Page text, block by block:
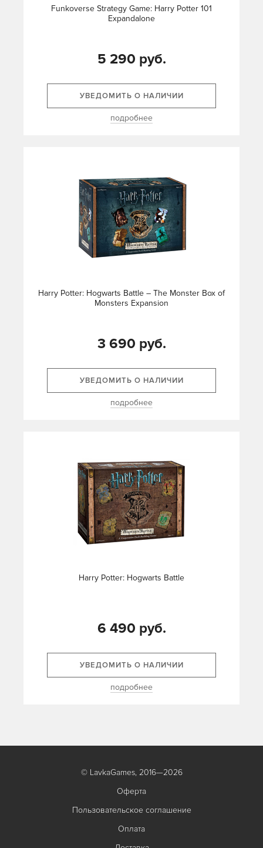
Funkoverse Strategy Game: Harry Potter 101
Expandalone
5 290 руб.
УВЕДОМИТЬ О НАЛИЧИИ
подробнее
Harry Potter: Hogwarts Battle – The Monster Box of
Monsters Expansion
3 690 руб.
УВЕДОМИТЬ О НАЛИЧИИ
подробнее
Harry Potter: Hogwarts Battle
6 490 руб.
УВЕДОМИТЬ О НАЛИЧИИ
подробнее
© LavkaGames, 2016—2026
Оферта
Пользовательское соглашение
Оплата